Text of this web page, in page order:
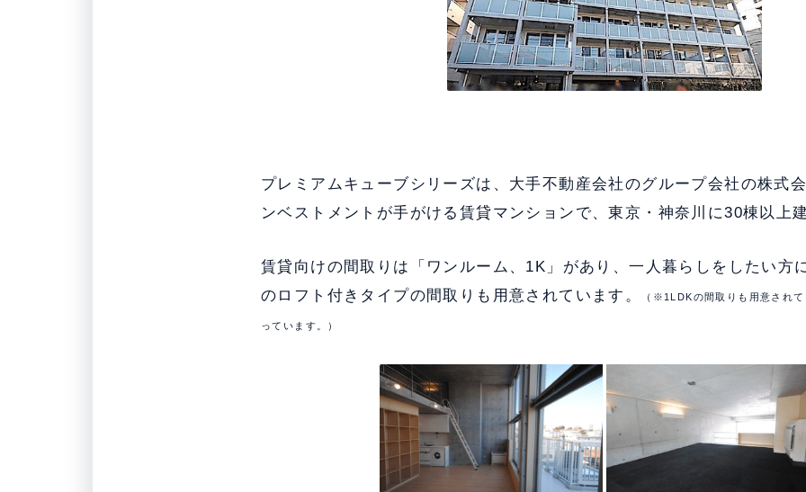
プレミアムキューブシリーズは、大手不動産会社のグループ会社の株式
ンベストメントが手がける賃貸マンションで、東京・神奈川に30棟以上
賃貸向けの間取りは「ワンルーム、1K」があり、一人暮らしをしたい方
のロフト付きタイプの間取りも用意されています。
（※1LDKの間取りも用意され
っています。）